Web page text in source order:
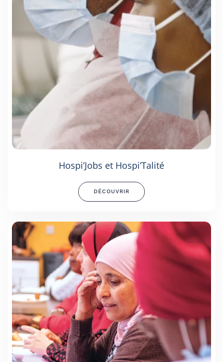
Hospi’Jobs et Hospi’Talité
DÉCOUVRIR